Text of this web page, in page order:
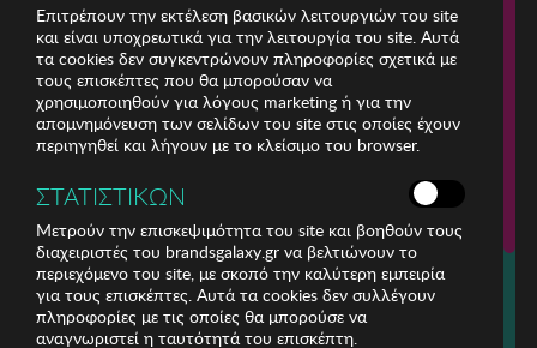
Για τηλεφωνικές παραγγελίες καλέστε
211 18 94 400
(Δευτέρα έως Παρασκευή 9:30 - 14:30 & 24ώρες Φωνητική Πύλη)
Επιτρέπουν την εκτέλεση βασικών λειτουργιών του site
και είναι υποχρεωτικά για την λειτουργία του site. Αυτά
τα cookies δεν συγκεντρώνουν πληροφορίες σχετικά με
τους επισκέπτες που θα μπορούσαν να
χρησιμοποιηθούν για λόγους marketing ή για την
απομνημόνευση των σελίδων του site στις οποίες έχουν
περιηγηθεί και λήγουν με το κλείσιμο του browser.
ΣΤΑΤΙΣΤΙΚΩΝ
Μετρούν την επισκεψιμότητα του site και βοηθούν τους
διαχειριστές του brandsgalaxy.gr να βελτιώνουν το
περιεχόμενο του site, με σκοπό την καλύτερη εμπειρία
για τους επισκέπτες. Αυτά τα cookies δεν συλλέγουν
πληροφορίες με τις οποίες θα μπορούσε να
αναγνωριστεί η ταυτότητά του επισκέπτη.